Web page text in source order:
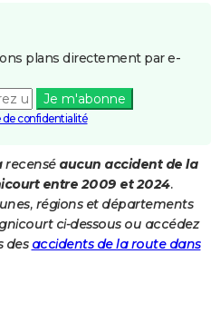
plans directement par e-
Je m'abonne
de confidentialité
recensé aucun accident de la
entre 2009 et 2024.
régions et départements
ci-dessous ou accédez
des accidents de la route dans